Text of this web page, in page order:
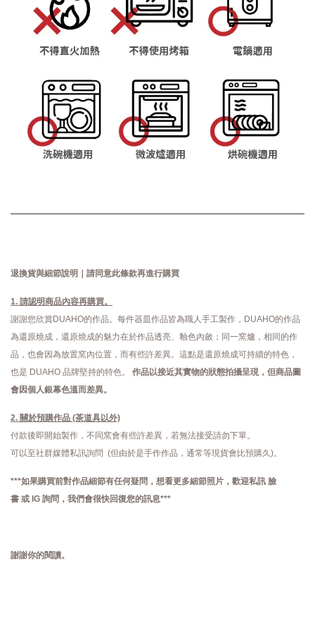
退換貨與細節說明｜請同意此條款再進行購買
1. 請認明商品內容再購買。
謝謝您欣賞DUAHO的作品。每件器皿作品皆為職人手工製作，DUAHO的作品
為還原燒成，還原燒成的魅力在於作品透亮、釉色內斂；同一窯爐，相同的作
品，也會因為放置窯內位置，而有些許差異。這點是還原燒成可持續的特色，
也是 DUAHO 品牌堅持的特色。 作品以接近其實物的狀態拍攝呈現，但商品圖
會因個人銀幕色溫而差異。
2. 關於預購作品 (茶道具以外)
付款後即開始製作，不同窯會有些許差異，若無法接受請勿下單。
可以至社群媒體私訊詢問 (但由於是手作作品，通常等現貨會比預購久)。
***如果購買前對作品細節有任何疑問，想看更多細節照片，歡迎私訊 臉
書 或 IG 詢問， 我們會很快回復您的訊息***
謝謝你的閱讀。